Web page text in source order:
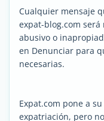
Cualquier mensaje
expat-blog.com
abusivo o
en Denunciar para
necesarias.
Expat.com pone a
expatriación, pero